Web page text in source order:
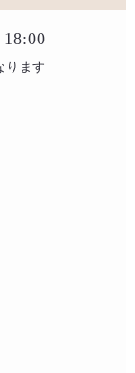
ります